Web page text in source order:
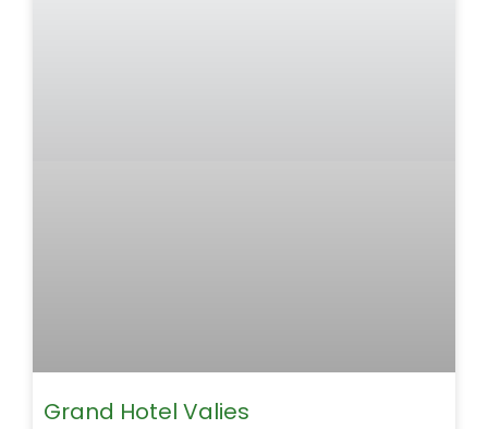
Grand Hotel Valies